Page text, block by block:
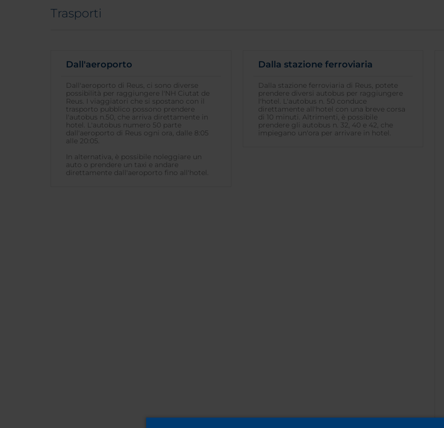
Trasporti
Dall'aeroporto
Dall'aeroporto di Reus, ci sono diverse
possibilità per raggiungere l'NH Ciutat de
Reus. I viaggiatori che si spostano con il
trasporto pubblico possono prendere
l'autobus n.50, che arriva direttamente in
hotel. L'autobus numero 50 parte
dall'aeroporto di Reus ogni ora, dalle 8:05
alle 20:05.
In alternativa, è possibile noleggiare un
auto o prendere un taxi e andare
direttamente dall'aeroporto fino all'hotel.
Dalla stazione ferroviaria
Dalla stazione ferroviaria di Reus, potete
prendere diversi autobus per raggiungere
l'hotel. L'autobus n. 50 conduce
direttamente all'hotel con una breve corsa
di 10 minuti. Altrimenti, è possibile
prendere gli autobus n. 32, 40 e 42, che
impiegano un'ora per arrivare in hotel.